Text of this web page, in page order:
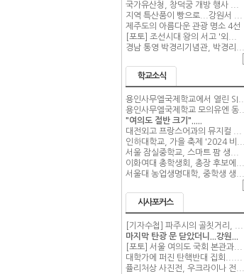
국가유산청, 창덕궁 개방 행사 ...
지역 특산품이 빵으로...강원서 ...
제주도의 아름다운 관광 명소 4선
[포토] 조선시대 왕의 서고 '외...
경남 통영 박경리기념관, 박경리...
학교소식
용인사무엘국제학교에서 열린 SI...
용인사무엘국제학교 모의유엔 동...
"여의도 절반 크기".....
대전외고 프랑스어과의 뮤지컬 ...
인하대학교, 가을 축제 '2024 비...
서울 잠실중학교, 스마트 팜 생...
이화여대 총학생회, 총장 후보에...
서울대 농업생명대학, 중학생 생...
시사포커스
[기자수첩] 파주시의 골칫거리, ...
마지막 탄광 문 닫았더니...강원...
[포토] 서울 여의도 국회 본관과...
대학가에 퍼진 탄핵반대 집회......
퓰리처상 사진전, 우크라이나 전...